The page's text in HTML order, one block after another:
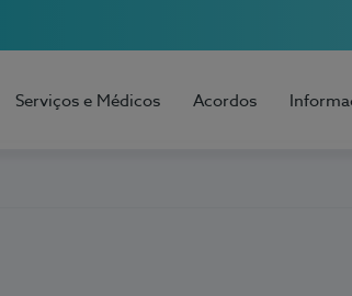
Serviços e Médicos Acordos